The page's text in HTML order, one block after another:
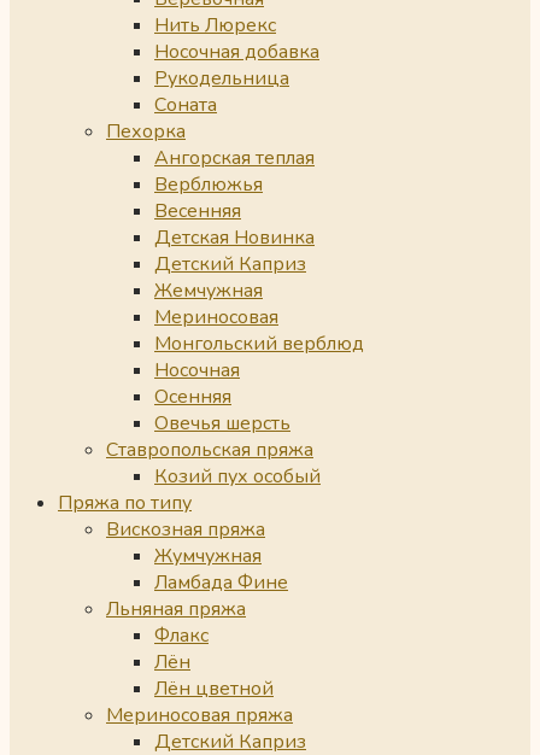
Нить Люрекс
Носочная добавка
Рукодельница
Соната
Пехорка
Ангорская теплая
Верблюжья
Весенняя
Детская Новинка
Детский Каприз
Жемчужная
Мериносовая
Монгольский верблюд
Носочная
Осенняя
Овечья шерсть
Ставропольская пряжа
Козий пух особый
Пряжа по типу
Вискозная пряжа
Жумчужная
Ламбада Фине
Льняная пряжа
Флакс
Лён
Лён цветной
Мериносовая пряжа
Детский Каприз